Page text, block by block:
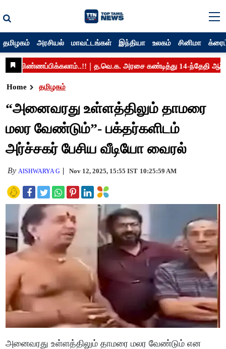
தமிழகம் அரசியல் மாவட்டங்கள் இந்தியா உலகம் சினிமா
Home தமிழகம்
“அனைவரது உள்ளத்திலும் தாமரை
மலர வேண்டும்”- பக்தர்களிடம்
அர்ச்சகர் பேசிய வீடியோ வைரல்
By AISHWARYA G Nov 12, 2025, 15:55 IST 10:25:59 AM
அனைவரது உள்ளத்திலும் தாமரை மலர வேண்டும் என